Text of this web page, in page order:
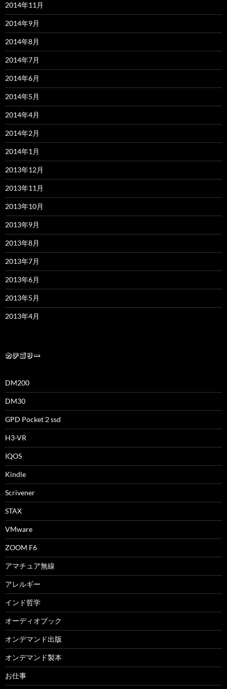
2014年11月
2014年9月
2014年8月
2014年7月
2014年6月
2014年5月
2014年4月
2014年2月
2014年1月
2013年12月
2013年11月
2013年10月
2013年9月
2013年8月
2013年7月
2013年6月
2013年5月
2013年4月
カテゴリー
DM200
DM30
GPD Pocket２ssd
H3-VR
IQOS
Kindle
Scrivener
STAX
VMware
ZOOM F6
アマチュア無線
アレルギー
インド哲学
オーディオブック
オンデマンド出版
オンデマンド製本
お仕事